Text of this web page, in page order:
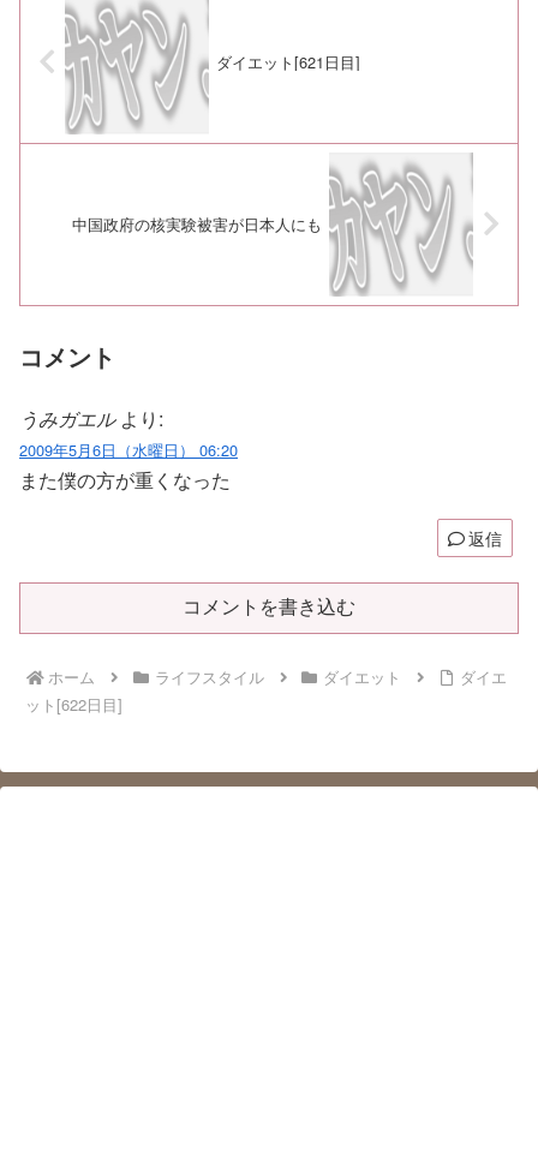
ダイエット[621日目]
中国政府の核実験被害が日本人にも
コメント
うみガエル より:
2009年5月6日（水曜日） 06:20
また僕の方が重くなった
返信
コメントを書き込む
ホーム ライフスタイル ダイエット
ダイエ
ット[622日目]